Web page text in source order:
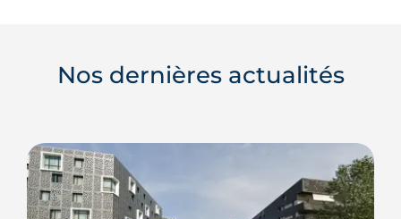
Nos dernières actualités